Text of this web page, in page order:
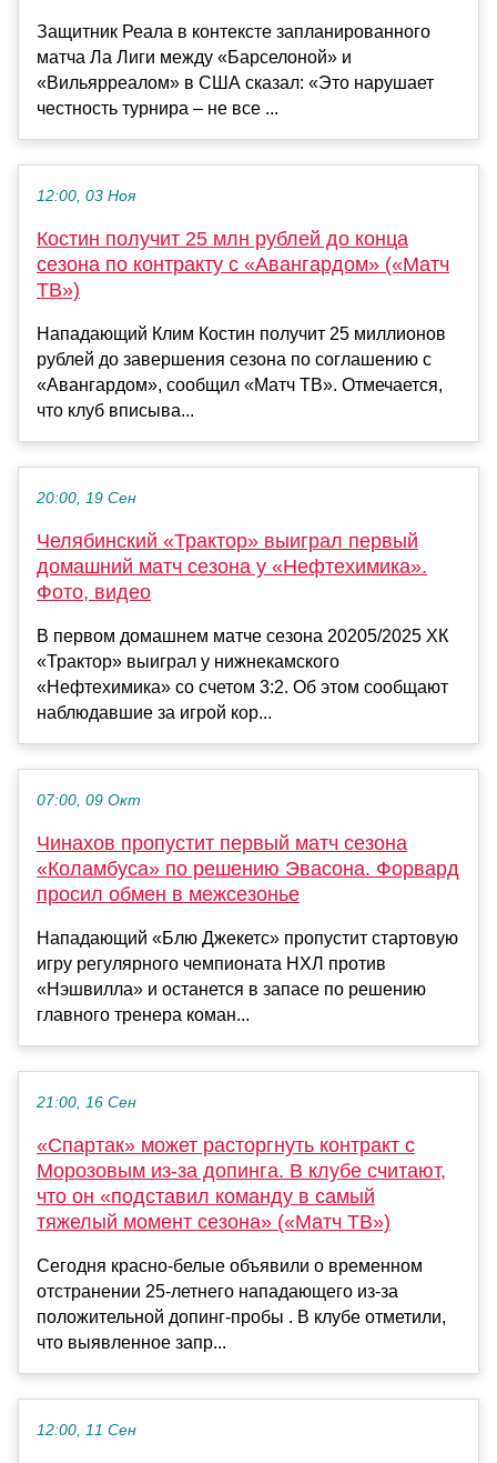
Защитник Реала в контексте запланированного
матча Ла Лиги между «Барселоной» и
«Вильярреалом» в США сказал: «Это нарушает
честность турнира – не все ...
12:00, 03 Ноя
Костин получит 25 млн рублей до конца
сезона по контракту с «Авангардом» («Матч
ТВ»)
Нападающий Клим Костин получит 25 миллионов
рублей до завершения сезона по соглашению с
«Авангардом», сообщил «Матч ТВ». Отмечается,
что клуб вписыва...
20:00, 19 Сен
Челябинский «Трактор» выиграл первый
домашний матч сезона у «Нефтехимика».
Фото, видео
В первом домашнем матче сезона 20205/2025 ХК
«Трактор» выиграл у нижнекамского
«Нефтехимика» со счетом 3:2. Об этом сообщают
наблюдавшие за игрой кор...
07:00, 09 Окт
Чинахов пропустит первый матч сезона
«Коламбуса» по решению Эвасона. Форвард
просил обмен в межсезонье
Нападающий «Блю Джекетс» пропустит стартовую
игру регулярного чемпионата НХЛ против
«Нэшвилла» и останется в запасе по решению
главного тренера коман...
21:00, 16 Сен
«Спартак» может расторгнуть контракт с
Морозовым из-за допинга. В клубе считают,
что он «подставил команду в самый
тяжелый момент сезона» («Матч ТВ»)
Сегодня красно-белые объявили о временном
отстранении 25-летнего нападающего из-за
положительной допинг-пробы . В клубе отметили,
что выявленное запр...
12:00, 11 Сен